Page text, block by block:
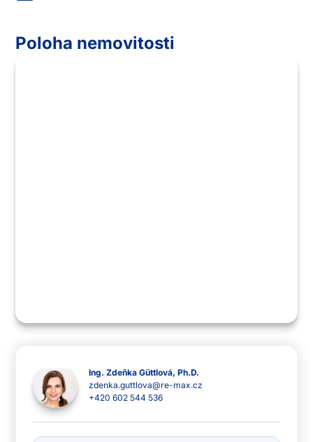
Poloha nemovitosti
Chcete-li zobrazit mapu, musíte
stránku.
Ing. Zdeňka Güttlová, Ph.D.
zdenka.guttlova@re-max.cz
+420 602 544 536